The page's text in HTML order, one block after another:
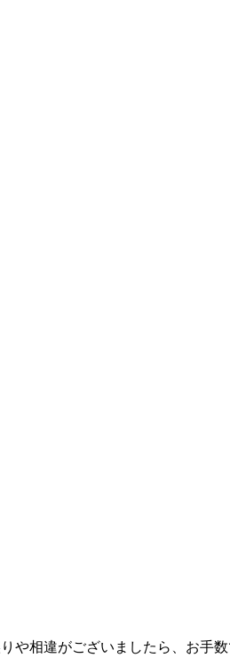
や相違がございましたら、お手